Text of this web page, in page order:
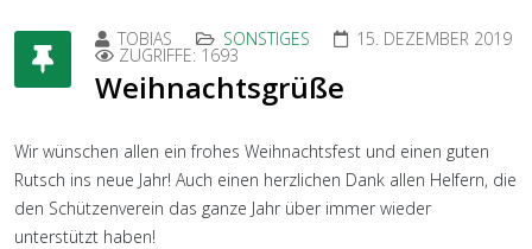
TOBIAS SONSTIGES 15. DEZEMBER 2019
ZUGRIFFE: 1693
Weihnachtsgrüße
Wir wünschen allen ein frohes Weihnachtsfest und einen guten
Rutsch ins neue Jahr! Auch einen herzlichen Dank allen Helfern, die
den Schützenverein das ganze Jahr über immer wieder
unterstützt haben!